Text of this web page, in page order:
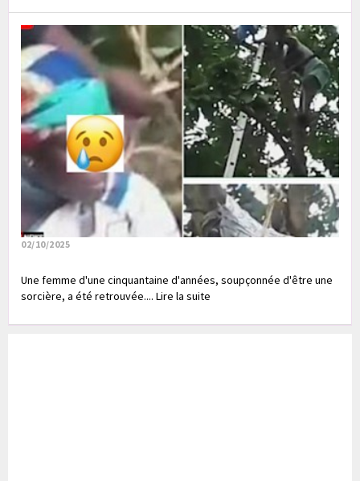
02/10/2025
Une femme d'une cinquantaine d'années, soupçonnée d'être une
sorcière, a été retrouvée.... Lire la suite